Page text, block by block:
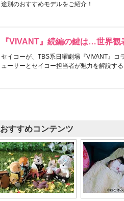
途別のおすすめモデルをご紹介！
『VIVANT』続編の鍵は…世界
セイコーが、TBS系日曜劇場『VIVANT』
ューサーとセイコー担当者が魅力を解説する
おすすめコンテンツ